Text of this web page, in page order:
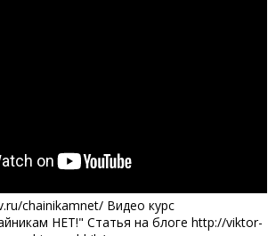
chainikamnet/ Видео курс
НЕТ!" Статья на блоге http://viktor-